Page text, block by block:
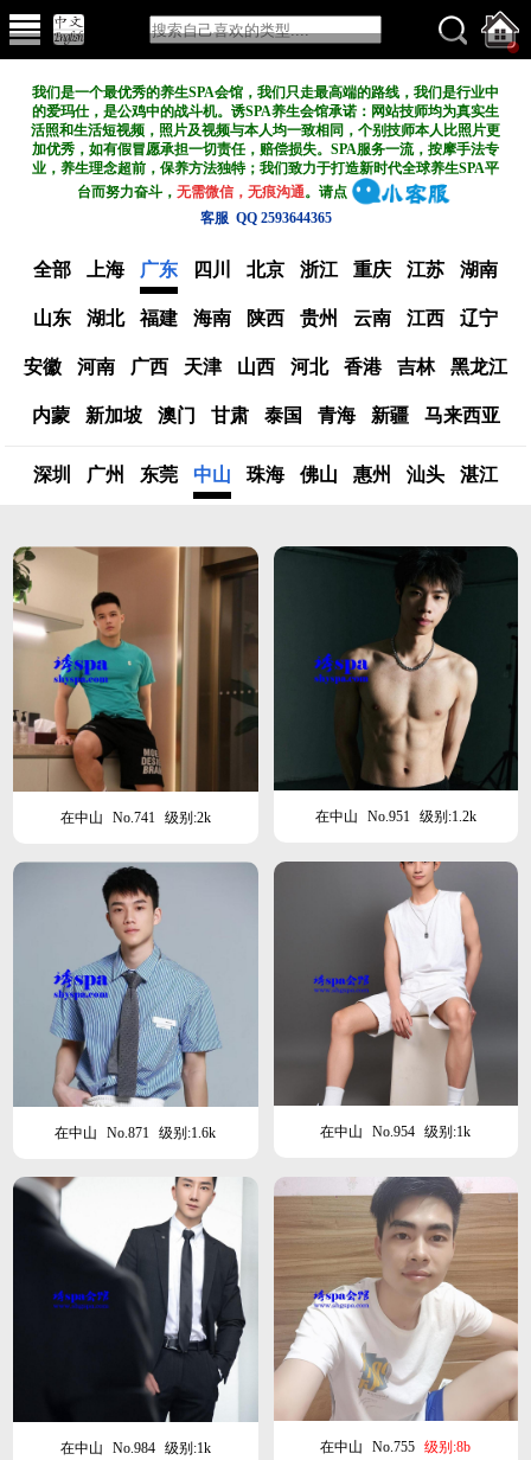
我们是一个最优秀的养生SPA会馆，我们只走最高端的路线，我们是行业中
的爱玛仕，是公鸡中的战斗机。诱SPA养生会馆承诺：网站技师均为真实生
活照和生活短视频，照片及视频与本人均一致相同，个别技师本人比照片更
加优秀，如有假冒愿承担一切责任，赔偿损失。SPA服务一流，按摩手法专
业，养生理念超前，保养方法独特；我们致力于打造新时代全球养生SPA平
台而努力奋斗，无需微信，无痕沟通。请点
客服 QQ 2593644365
全部 上海 广东 四川 北京 浙江 重庆 江苏 湖南
山东 湖北 福建 海南 陕西 贵州 云南 江西 辽宁
安徽 河南 广西 天津 山西 河北 香港 吉林 黑龙江
内蒙 新加坡 澳门 甘肃 泰国 青海 新疆 马来西亚
深圳 广州 东莞 中山 珠海 佛山 惠州 汕头 湛江
在中山 No.741 级别:2k 在中山 No.951 级别:1.2k
在中山 No.871 级别:1.6k 在中山 No.954 级别:1k
在中山 No.984 级别:1k 在中山 No.755 级别:8b